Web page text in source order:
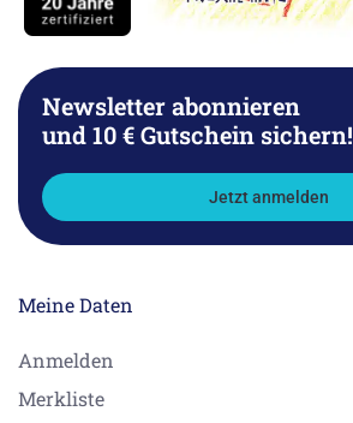
Newsletter abonnieren
und 10 € Gutschein sichern!
Jetzt anmelden
Meine Daten
Anmelden
Merkliste